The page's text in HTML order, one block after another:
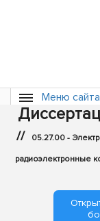
Меню сайта
// 05.27.00 -
радиоэлектронные